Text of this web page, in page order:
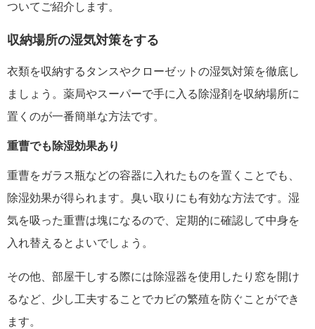
ついてご紹介します。
収納場所の湿気対策をする
衣類を収納するタンスやクローゼットの湿気対策を徹底し
ましょう。薬局やスーパーで手に入る除湿剤を収納場所に
置くのが一番簡単な方法です。
重曹でも除湿効果あり
重曹をガラス瓶などの容器に入れたものを置くことでも、
除湿効果が得られます。臭い取りにも有効な方法です。湿
気を吸った重曹は塊になるので、定期的に確認して中身を
入れ替えるとよいでしょう。
その他、部屋干しする際には除湿器を使用したり窓を開け
るなど、少し工夫することでカビの繁殖を防ぐことができ
ます。